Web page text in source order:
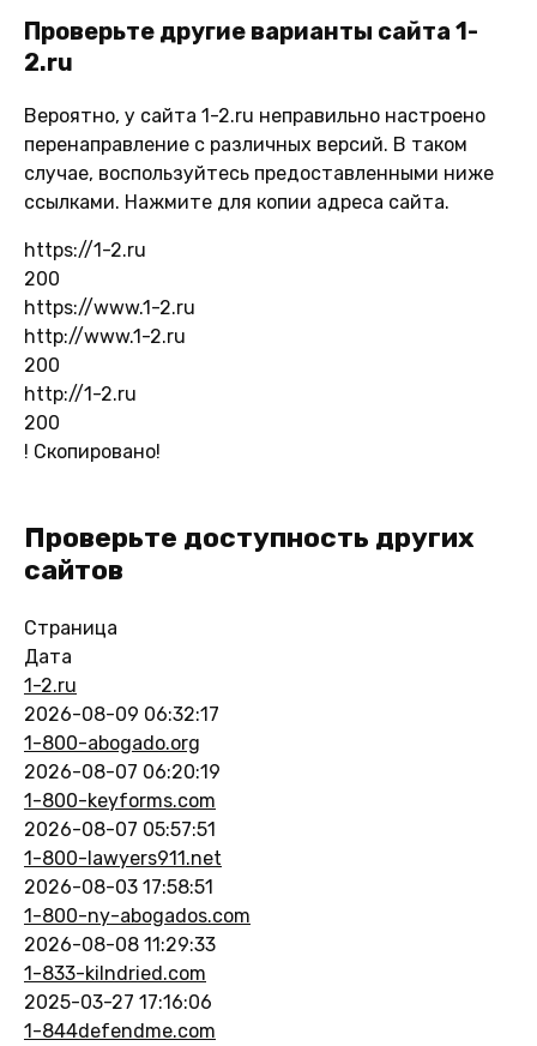
Проверьте другие варианты сайта 1-
2.ru
Вероятно, у сайта 1-2.ru неправильно настроено
перенаправление с различных версий. В таком
случае, воспользуйтесь предоставленными ниже
ссылками. Нажмите для копии адреса сайта.
https://1-2.ru
200
https://www.1-2.ru
http://www.1-2.ru
200
http://1-2.ru
200
! Скопировано!
Проверьте доступность других
сайтов
Страница
Дата
1-2.ru
2026-08-09 06:32:17
1-800-abogado.org
2026-08-07 06:20:19
1-800-keyforms.com
2026-08-07 05:57:51
1-800-lawyers911.net
2026-08-03 17:58:51
1-800-ny-abogados.com
2026-08-08 11:29:33
1-833-kilndried.com
2025-03-27 17:16:06
1-844defendme.com